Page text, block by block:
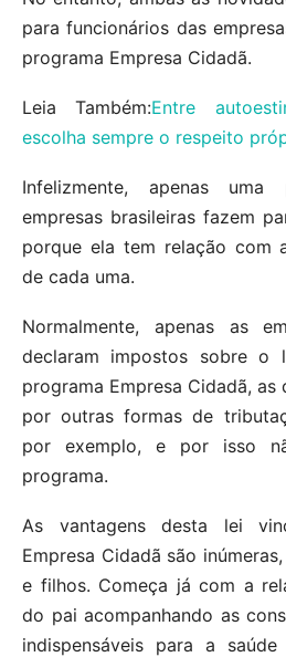
para funcionários das
programa Empresa Cidadã.
Leia Também:Entre
escolha sempre o respeito
Infelizmente, apenas
empresas brasileiras fazem
porque ela tem relação com
de cada uma.
Normalmente, apenas as
declaram impostos sobre o
programa Empresa Cidadã,
por outras formas de
por exemplo, e por isso
programa.
As vantagens desta lei
Empresa Cidadã são
e filhos. Começa já com a
do pai acompanhando as
indispensáveis para a